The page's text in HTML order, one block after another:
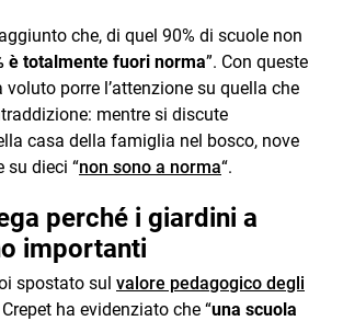
che, di quel 90% di scuole non
è totalmente fuori norma”. Con queste
voluto porre l’attenzione su quella che
mentre si discute
casa della famiglia nel bosco, nove
su dieci “non sono a norma“.
perché i giardini a
importanti
spostato sul valore pedagogico degli
Crepet ha evidenziato che “una scuola